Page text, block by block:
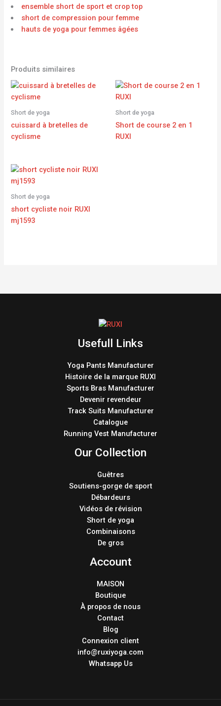
ensemble short de sport et crop top
short de compression pour femme
hauts de yoga pour femmes âgées
Produits similaires
Short de yoga
cuissard à bretelles de
cyclisme
Short de yoga
Short de course 2 en 1
RUXI
Short de yoga
short cycliste noir RUXI
mj1593
Usefull Links
Yoga Pants Manufacturer
Histoire de la marque RUXI
Sports Bras Manufacturer
Devenir revendeur
Track Suits Manufacturer
Catalogue
Running Vest Manufacturer
Our Collection
Guêtres
Soutiens-gorge de sport
Débardeurs
Vidéos de révision
Short de yoga
Combinaisons
De gros
Account
MAISON
Boutique
À propos de nous
Contact
Blog
Connexion client
info@ruxiyoga.com
Whatsapp Us